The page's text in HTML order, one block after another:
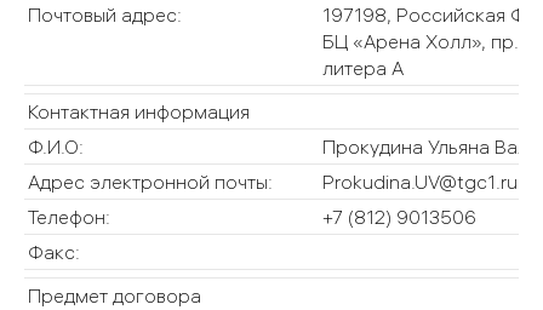
Почтовый адрес:
197198, Российская
БЦ «Арена Холл», пр.
литера А
Контактная информация
Ф.И.О:
Прокудина Ульяна
Адрес электронной почты:
Prokudina.UV@tgc1.ru
Телефон:
+7 (812) 9013506
Факс:
Предмет договора